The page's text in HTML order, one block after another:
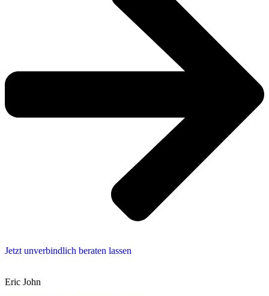
Jetzt unverbindlich beraten lassen
Eric John